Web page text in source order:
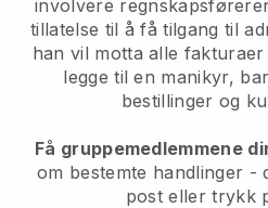
involvere
tillatelse til å få tilgang til
han vil motta alle
legge til en manikyr,
bestillinger og
Få gruppemedlemmene
om bestemte handlinger -
post eller trykk